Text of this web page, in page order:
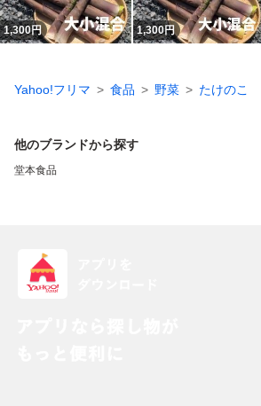
1,300円 1,300円
Yahoo!フリマ 食品 野菜 たけのこ
他のブランドから探す
堂本食品